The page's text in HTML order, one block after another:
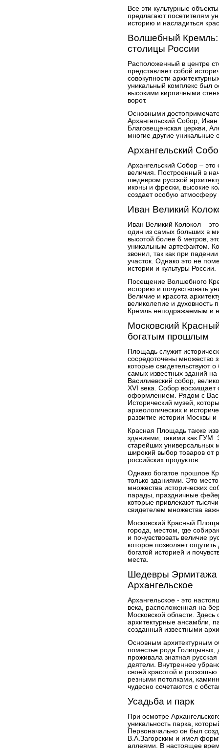
Все эти культурные
предлагают посетителям
историю и насладиться
Волшебный Кремль:
столицы России
Расположенный в центре
представляет собой
совокупности
уникальный комплекс был
высокими кирпичными
ворот.
Основными
Архангельский Собор,
Благовещенская церкви,
многие другие уникальные
Архангельский
Архангельский Собор –
величия. Построенный в
шедевром русской
иконы и фрески, высокие
создает особую
Иван Великий
Иван Великий Колокол –
один из самых больших в
высотой более 6 метров,
уникальным артефактом.
звонил, так как при
участок. Однако это не
истории и культуры России.
Посещение Волшебного
историю и почувствовать
Величие и красота
великолепие и духовность
Кремль неподражаемым и
Московский
богатым прошлым
Площадь служит
сосредоточены множество
которые свидетельствуют
самых известных зданий
Василиевский собор,
XVI века. Собор восхищает
оформлением. Рядом с
Исторический музей,
археологических и
развитие истории Москвы и
Красная Площадь также
зданиями, такими как ГУМ.
старейших универсальных
широкий выбор товаров от
российских продуктов.
Однако богатое прошлое
только зданиями. Это
множества исторических
парады, праздничные
которые привлекают
свидетелем множества
Московский Красный
города, местом, где
и почувствовать величие
которое позволяет
богатой историей и
места.
Шедевры Эрмитажа
Архангельское
Архангельское - это
века, расположенная на
Московской области.
архитектурные ансамбли,
созданный известными
Основным архитектурным
поместье рода Голицыных,
проживала знатная
деятели. Внутреннее
своей красотой и
резными потолками,
чудесно сочетаются с
Усадьба и парк
При осмотре
уникальность парка,
Первоначально он был
В.А.Загорским и имел
аллеями. В настоящее